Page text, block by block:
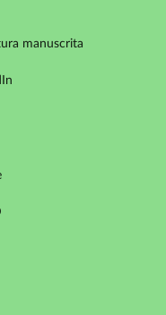
manuscrita